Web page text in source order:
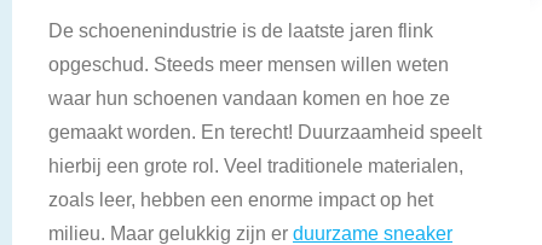
De schoenenindustrie is de laatste jaren flink
opgeschud. Steeds meer mensen willen weten
waar hun schoenen vandaan komen en hoe ze
gemaakt worden. En terecht! Duurzaamheid speelt
hierbij een grote rol. Veel traditionele materialen,
zoals leer, hebben een enorme impact op het
milieu. Maar gelukkig zijn er duurzame sneaker